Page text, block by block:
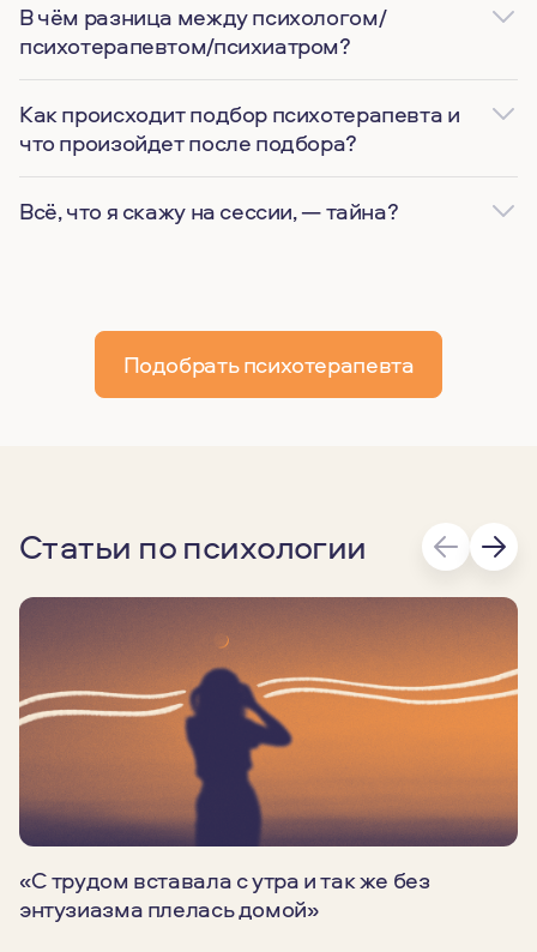
В чём разница между психологом/
психотерапевтом/психиатром?
Как происходит подбор психотерапевта и
что произойдет после подбора?
Всё, что я скажу на сессии, — тайна?
Подобрать психотерапевта
Статьи по психологии
«С трудом вставала с утра и так же без
энтузиазма плелась домой»